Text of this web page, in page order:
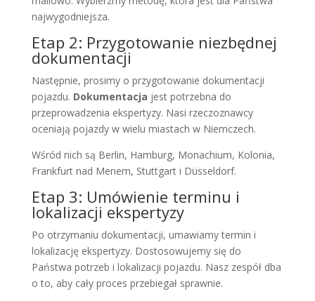
najwygodniejsza.
Etap 2: Przygotowanie niezbędnej
dokumentacji
Następnie, prosimy o przygotowanie dokumentacji
pojazdu. Dokumentacja jest potrzebna do
przeprowadzenia ekspertyzy. Nasi rzeczoznawcy
oceniają pojazdy w wielu miastach w Niemczech.
Wśród nich są Berlin, Hamburg, Monachium, Kolonia,
Frankfurt nad Menem, Stuttgart i Düsseldorf.
Etap 3: Umówienie terminu i
lokalizacji ekspertyzy
Po otrzymaniu dokumentacji, umawiamy termin i
lokalizację ekspertyzy. Dostosowujemy się do
Państwa potrzeb i lokalizacji pojazdu. Nasz zespół dba
o to, aby cały proces przebiegał sprawnie.